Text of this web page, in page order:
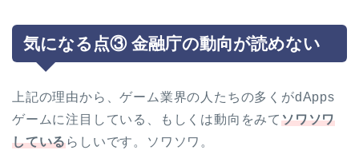
気になる点③ 金融庁の動向が読めない
上記の理由から、ゲーム業界の人たちの多くがdApps
ゲームに注目している、もしくは動向をみてソワソワ
しているらしいです。ソワソワ。